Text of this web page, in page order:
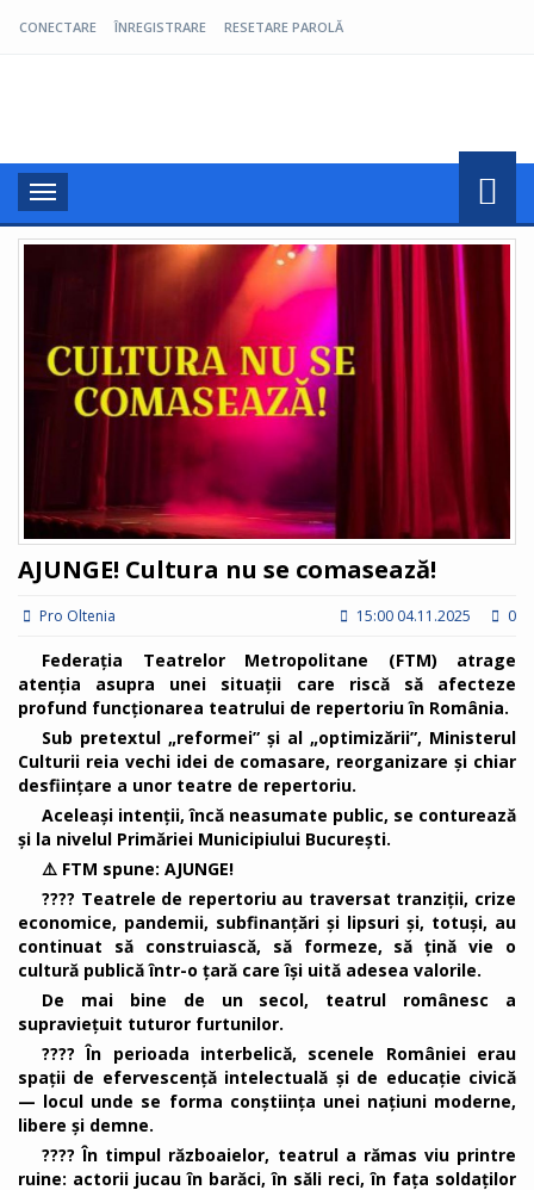
CONECTARE ÎNREGISTRARE RESETARE PAROLĂ
Toggle
navigation
AJUNGE! Cultura nu se comasează!
Pro Oltenia 15:00 04.11.2025 0
Federația Teatrelor Metropolitane (FTM) atrage
atenția asupra unei situații care riscă să afecteze
profund funcționarea teatrului de repertoriu în România.
Sub pretextul „reformei” și al „optimizării”, Ministerul
Culturii reia vechi idei de comasare, reorganizare și chiar
desființare a unor teatre de repertoriu.
Aceleași intenții, încă neasumate public, se conturează
și la nivelul Primăriei Municipiului București.
⚠️ FTM spune: AJUNGE!
???? Teatrele de repertoriu au traversat tranziții, crize
economice, pandemii, subfinanțări și lipsuri și, totuși, au
continuat să construiască, să formeze, să țină vie o
cultură publică într-o țară care își uită adesea valorile.
De mai bine de un secol, teatrul românesc a
supraviețuit tuturor furtunilor.
???? În perioada interbelică, scenele României erau
spații de efervescență intelectuală și de educație civică
— locul unde se forma conștiința unei națiuni moderne,
libere și demne.
???? În timpul războaielor, teatrul a rămas viu printre
ruine: actorii jucau în barăci, în săli reci, în fața soldaților